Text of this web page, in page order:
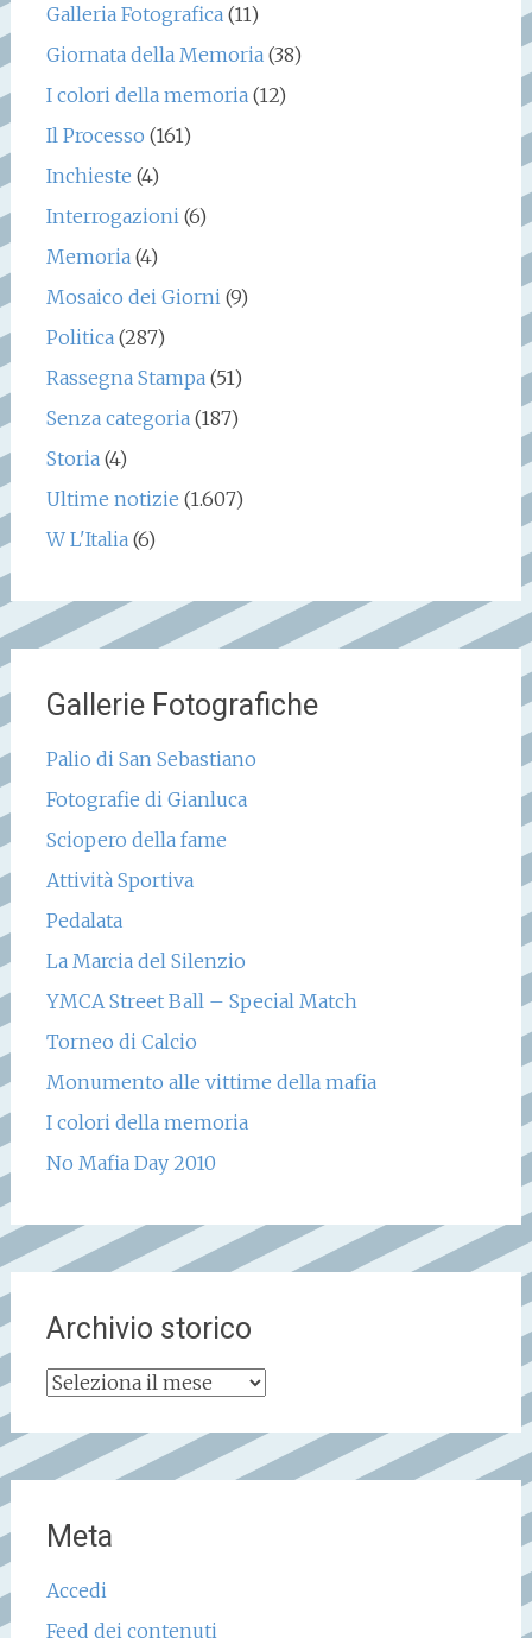
Galleria Fotografica (11)
Giornata della Memoria (38)
I colori della memoria (12)
Il Processo (161)
Inchieste (4)
Interrogazioni (6)
Memoria (4)
Mosaico dei Giorni (9)
Politica (287)
Rassegna Stampa (51)
Senza categoria (187)
Storia (4)
Ultime notizie (1.607)
W L'Italia (6)
Gallerie Fotografiche
Palio di San Sebastiano
Fotografie di Gianluca
Sciopero della fame
Attività Sportiva
Pedalata
La Marcia del Silenzio
YMCA Street Ball – Special Match
Torneo di Calcio
Monumento alle vittime della mafia
I colori della memoria
No Mafia Day 2010
Archivio storico
Archivio
Meta
Accedi
Feed dei contenuti